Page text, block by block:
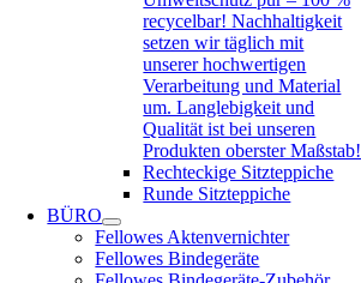
recycelbar! Nachhaltigkeit
setzen wir täglich mit
unserer hochwertigen
Verarbeitung und Material
um. Langlebigkeit und
Qualität ist bei unseren
Produkten oberster Maßstab!
Rechteckige Sitzteppiche
Runde Sitzteppiche
BÜRO
Fellowes Aktenvernichter
Fellowes Bindegeräte